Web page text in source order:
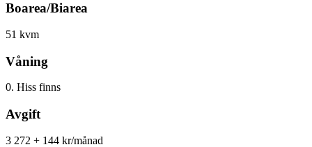
Boarea/Biarea
51 kvm
Våning
0. Hiss finns
Avgift
3 272 + 144 kr/månad